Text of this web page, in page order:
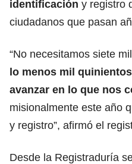
identificación y registro
ciudadanos que pasan
“No necesitamos siete
lo menos mil
avanzar en lo que nos
misionalmente este año
y registro”, afirmó el
Desde la Registraduría